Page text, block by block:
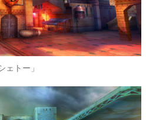
ェトー」